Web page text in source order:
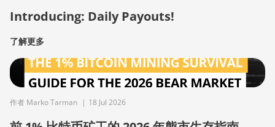
Introducing: Daily Payouts!
了解更多
作者 Marko Tarman | 18 Jul 2026